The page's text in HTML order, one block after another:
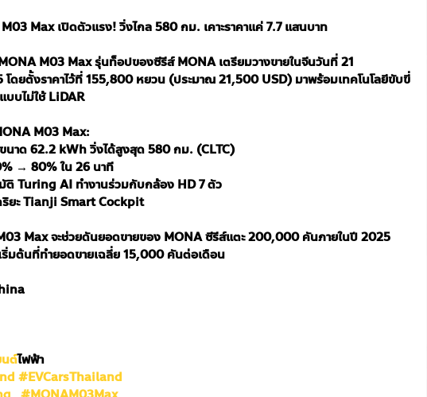
Max เปิดตัวแรง! วิ่งไกล 580 กม. เคาะราคาแค่ 7.7 แสนบาท
M03 Max รุ่นท็อปของซีรีส์ MONA เตรียมวางขายในจีนวันที่ 21
ดยตั้งราคาไว้ที่ 155,800 หยวน (ประมาณ 21,500 USD) มาพร้อมเทคโนโลยีขับขี่
บไม่ใช้ LiDAR
M03 Max:
นาด 62.2 kWh วิ่งได้สูงสุด 580 กม. (CLTC)
→ 80% ใน 26 นาที
Turing AI ทำงานร่วมกับกล้อง HD 7 ตัว
ยะ Tianji Smart Cockpit
Max จะช่วยดันยอดขายของ MONA ซีรีส์แตะ 200,000 คันภายในปี 2025
ริ่มต้นที่ทำยอดขายเฉลี่ย 15,000 คันต่อเดือน
ต์ไฟฟ้า
#EVCarsThailand